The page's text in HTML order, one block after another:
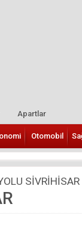
Apartlar
Otomobil
SİVRİHİSAR